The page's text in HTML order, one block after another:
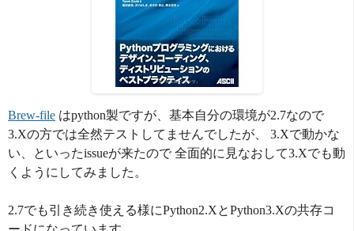
Brew-file はpython製ですが、基本自分の環境が2.7なので
3.Xの方では全然テストしてませんでしたが、 3.Xで動かな
い、といったissueが来たので 全面的に見なおして3.Xでも動
くようにしてみました。
2.7でも引き続き使える様にPython2.XとPython3.Xの共存コ